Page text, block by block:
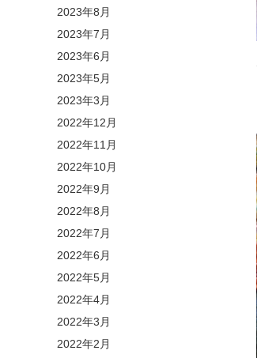
2023年8月
2023年7月
2023年6月
2023年5月
2023年3月
2022年12月
2022年11月
2022年10月
2022年9月
2022年8月
2022年7月
2022年6月
2022年5月
2022年4月
2022年3月
2022年2月